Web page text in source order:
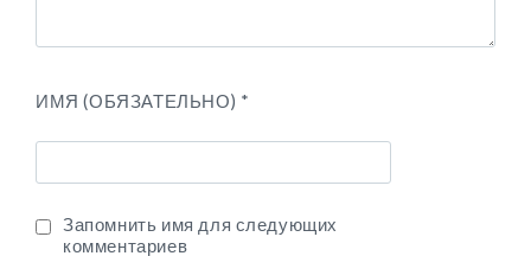
ИМЯ (ОБЯЗАТЕЛЬНО) *
Запомнить имя для следующих
комментариев